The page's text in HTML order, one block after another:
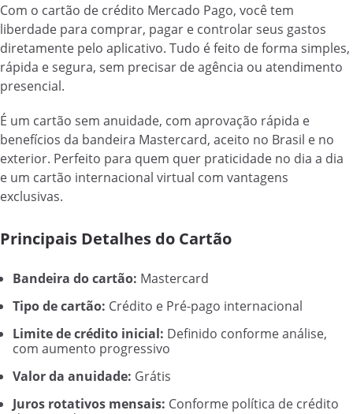
Com o cartão de crédito Mercado Pago, você tem
liberdade para comprar, pagar e controlar seus gastos
diretamente pelo aplicativo. Tudo é feito de forma simples,
rápida e segura, sem precisar de agência ou atendimento
presencial.
É um cartão sem anuidade, com aprovação rápida e
benefícios da bandeira Mastercard, aceito no Brasil e no
exterior. Perfeito para quem quer praticidade no dia a dia
e um cartão internacional virtual com vantagens
exclusivas.
Principais Detalhes do Cartão
Bandeira do cartão: Mastercard
Tipo de cartão: Crédito e Pré-pago internacional
Limite de crédito inicial: Definido conforme análise,
com aumento progressivo
Valor da anuidade: Grátis
Juros rotativos mensais: Conforme política de crédito